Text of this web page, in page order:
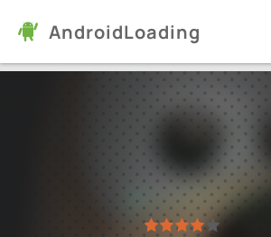
AndroidLoading
Toon Blast
Логические
23267
Проверено Kaspersky